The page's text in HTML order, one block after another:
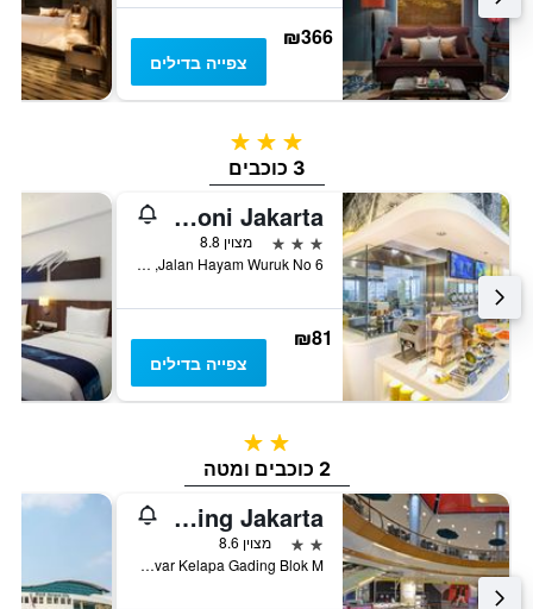
₪366
צפייה בדילים
3 כוכבים
3 כוכבים
Yello Hotel Harmoni Jakarta
3 כוכבים
מצוין 8.8
Jalan Hayam Wuruk No 6, ג'קרטה, אינדונזיה
₪81
צפייה בדילים
2 כוכבים
2 כוכבים ומטה
Pop! Hotel Kelapa Gading Jakarta
2 כוכבים
מצוין 8.6
Jalan Bulevar Kelapa Gading Blok M, ג'קרטה, אינדונזיה